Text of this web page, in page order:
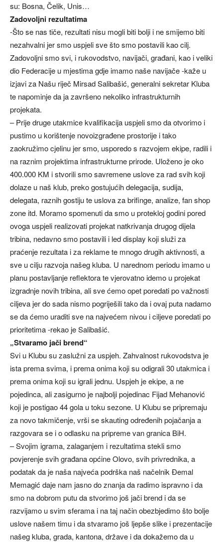
su: Bosna, Čelik, Unis…
Zadovoljni rezultatima
-Što se nas tiče, rezultati nisu mogli biti bolji i ne smijemo biti
nezahvalni jer smo uspjeli sve što smo postavili kao cilj.
Zadovoljni smo svi, i rukovodstvo, navijači, građani, kao i veliki
dio Federacije u mjestima gdje imamo naše navijače -kaže u
izjavi za Našu riječ Mirsad Salibašić, generalni sekretar Kluba
te napominje da ja završeno nekoliko infrastrukturnih
projekata.
– Prije druge utakmice kvalifikacija uspjeli smo da otvorimo i
pustimo u korištenje novoizgrađene prostorije i tako
zaokružimo cjelinu jer smo, usporedo s razvojem ekipe, radili i
na raznim projektima infrastrukturne prirode. Uloženo je oko
400.000 KM i stvorili smo savremene uslove za rad svih koji
dolaze u naš klub, preko gostujućih delegacija, sudija,
delegata, raznih gostiju te uslova za brifinge, analize, fan shop
zone itd. Moramo spomenuti da smo u protekloj godini pored
ovoga uspjeli realizovati projekat natkrivanja drugog dijela
tribina, nedavno smo postavili i led display koji služi za
praćenje rezultata i za reklame te mnogo drugih aktivnosti, a
sve u cilju razvoja našeg kluba. U narednom periodu imamo u
planu postavljanje reflektora te vjerovatno idemo u projekat
izgradnje novih tribina, ali sve ćemo opet poredati po važnosti
ciljeva jer do sada nismo pogriješili tako da i ovaj puta nadamo
se da ćemo uraditi sve na najvećem nivou i ciljeve poredati po
prioritetima -rekao je Salibašić.
„Stvaramo jači brend“
Svi u Klubu su zaslužni za uspjeh. Zahvalnost rukovodstva je
ista prema svima, i prema onima koji su odigrali 30 utakmica i
prema onima koji su igrali jednu. Uspjeh je ekipe, a ne
pojedinca, ali zasigurno je najbolji pojedinac Fijad Mehanović
koji je postigao 44 gola u toku sezone. U Klubu se pripremaju
za novo takmičenje, vrši se skauting određenih pojačanja a
razgovara se i o odlasku na pripreme van granica BiH.
– Svojim igrama, zalaganjem i rezultatima stekli smo
povjerenje svih građana općine Olovo, svih privrednika, a
podatak da je naša najveća podrška naš načelnik Đemal
Memagić daje nam jasno do znanja da radimo ispravno i da
smo na dobrom putu da stvorimo još jači brend i da se
razvijamo u svim sferama i na taj način obezbjedimo što bolje
uslove našem timu i da stvaramo još ljepše slike i prezentacije
našeg kluba, grada, kantona, države i da dokažemo da u